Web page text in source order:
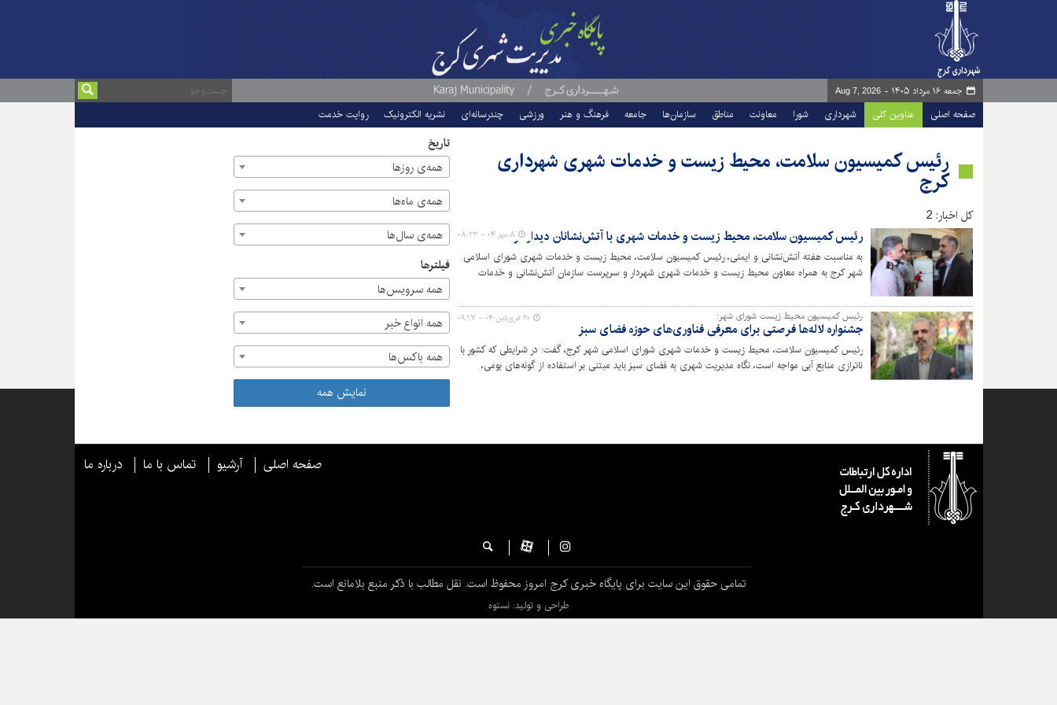
جمعه ۱۶ مرداد ۱۴۰۵ - Aug 7, 2026
صفحه اصلی عناوین کلی شهرداری شورا معاونت مناطق سازمان‌ها جامعه فرهنگ و هنر ورزشی چندرسانه‌ای نشریه الکترونیک روایت خدمت
رئیس کمیسیون سلامت، محیط زیست و خدمات شهری شهرداری
کرج
کل اخبار: 2
رئیس کمیسیون سلامت، محیط زیست و خدمات شهری با آتش‌نشانان دیدار کرد
به مناسبت هفته آتش‌نشانی و ایمنی، رئیس کمیسیون سلامت، محیط زیست و خدمات شهری شورای اسلامی
شهر کرج به همراه معاون محیط زیست و خدمات شهری شهردار و سرپرست سازمان آتش‌نشانی و خدمات
۸ مهر ۰۴ - ۰۸:۲۳
رئیس کمیسیون محیط زیست شورای شهر:
جشنواره لاله‌ها فرصتی برای معرفی فناوری‌های حوزه فضای سبز
رئیس کمیسیون سلامت، محیط زیست و خدمات شهری شورای اسلامی شهر کرج، گفت: در شرایطی که کشور با
ناترازی منابع آبی مواجه است، نگاه مدیریت شهری به فضای سبز باید مبتنی بر استفاده از گونه‌های بومی،
۲۰ فروردین ۰۴ - ۰۹:۱۷
تاریخ
همه‌ی روزها
همه‌ی ماه‌ها
همه‌ی سال‌ها
فیلترها
همه سرویس‌ها
همه انواع خبر
همه باکس‌ها
نمایش همه
صفحه اصلی آرشیو تماس با ما درباره ما
تمامی حقوق این سایت برای پایگاه خبری کرج امروز محفوظ است. نقل مطالب با ذکر منبع بلامانع است.
طراحی و تولید: نستوه